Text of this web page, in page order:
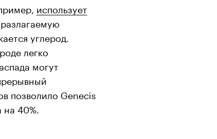
использует
углерод.
легко
могут
позволило Genecis
40%.